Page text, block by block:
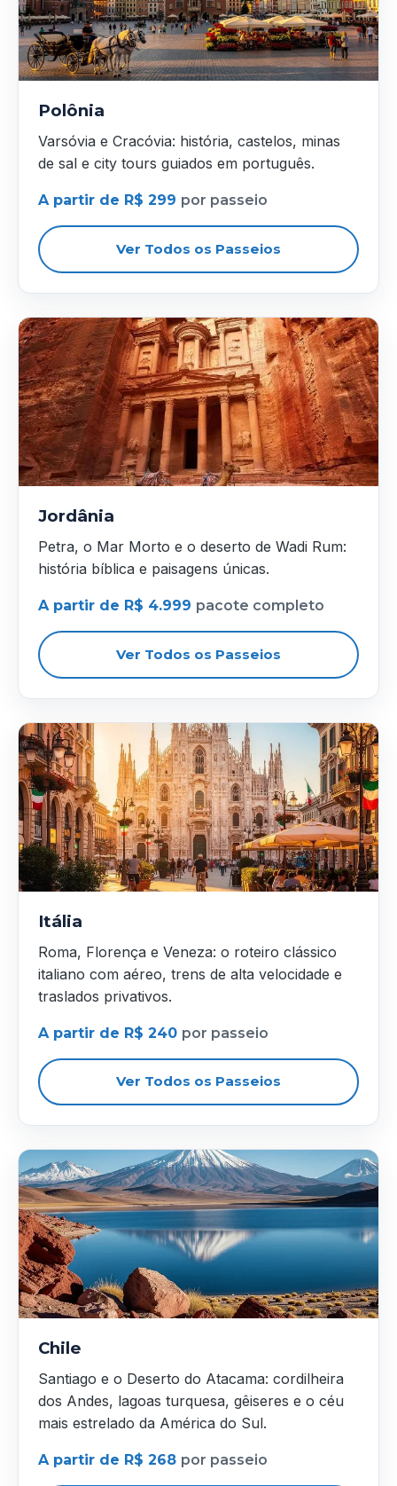
Polônia
Varsóvia e Cracóvia: história, castelos, minas
de sal e city tours guiados em português.
A partir de R$ 299 por passeio
Ver Todos os Passeios
Jordânia
Petra, o Mar Morto e o deserto de Wadi Rum:
história bíblica e paisagens únicas.
A partir de R$ 4.999 pacote completo
Ver Todos os Passeios
Itália
Roma, Florença e Veneza: o roteiro clássico
italiano com aéreo, trens de alta velocidade e
traslados privativos.
A partir de R$ 240 por passeio
Ver Todos os Passeios
Chile
Santiago e o Deserto do Atacama: cordilheira
dos Andes, lagoas turquesa, gêiseres e o céu
mais estrelado da América do Sul.
A partir de R$ 268 por passeio